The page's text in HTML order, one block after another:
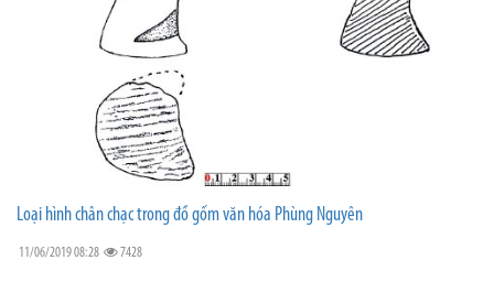
Loại hình chân chạc trong đồ gốm văn hóa Phùng Nguyên
11/06/2019 08:28 7428